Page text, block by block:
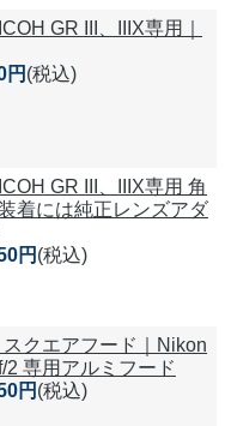
GR III、IIIX専用｜
円 (税込)
GR III、IIIX専用 角
着には純正レンズアダ
円 (税込)
クエアフード｜Nikon
2 専用アルミフード
円 (税込)